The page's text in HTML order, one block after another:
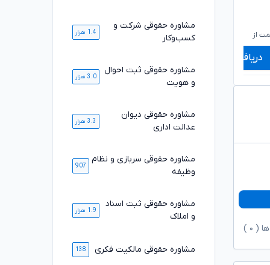
از
تومان
۵۴۹,۰۰۰ تومان
دریافت مشاوره
۶۰۰,۰۰۰
۴۹۹,۰۰۰
( ۰
مشاوره حقوقی شرکت و
کسب‌وکار
1.4 هزار
مشاوره حقوقی ثبت احوال
و هویت
3.0 هزار
مشاوره حقوقی دیوان
عدالت اداری
3.3 هزار
مشاوره حقوقی سربازی و نظام
وظیفه
907
مشاوره حقوقی ثبت اسناد
و املاک
1.9 هزار
مشاوره حقوقی مالکیت فکری 138